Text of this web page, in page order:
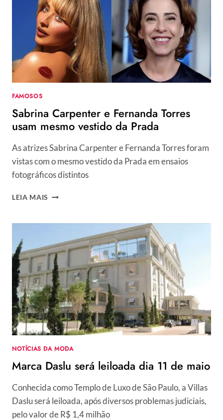
LUXO:
VEJA
QUAIS
GRIFES
INTERNACIONAIS
COMANDADAS
POR
FAMOSOS
Sabrina Carpenter e Fernanda Torres
usam mesmo vestido da Prada
As atrizes Sabrina Carpenter e Fernanda Torres foram
vistas com o mesmo vestido da Prada em ensaios
fotográficos distintos
LEIA MAIS SABRINA
FERNANDA
USAM
MESMO
VESTIDO
DA
PRADA
NOTÍCIAS DA MODA
Marca Daslu será leiloada dia 11 de maio
Conhecida como Templo de Luxo de São Paulo, a Villas
Daslu será leiloada, após diversos problemas judiciais,
pelo valor de R$ 1,4 milhão